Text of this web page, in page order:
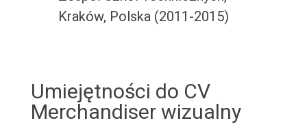
Kraków, Polska (2011-2015)
Umiejętności do CV
Merchandiser wizualny